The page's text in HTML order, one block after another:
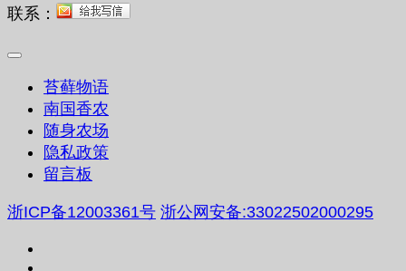
联系：
苔藓物语
南国香农
随身农场
隐私政策
留言板
浙ICP备12003361号 浙公网安备:33022502000295